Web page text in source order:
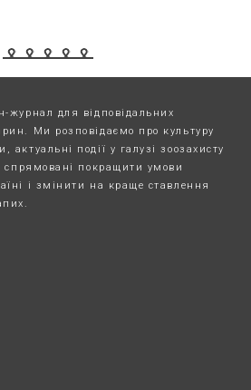
журнал для відповідальних
Ми розповідаємо про культуру
події у галузі зоозахисту
спрямовані покращити умови
і змінити на краще ставлення